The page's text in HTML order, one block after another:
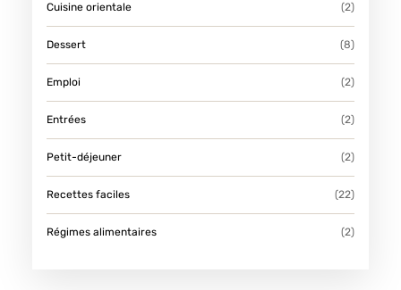
Cuisine orientale (2)
Dessert (8)
Emploi (2)
Entrées (2)
Petit-déjeuner (2)
Recettes faciles (22)
Régimes alimentaires (2)